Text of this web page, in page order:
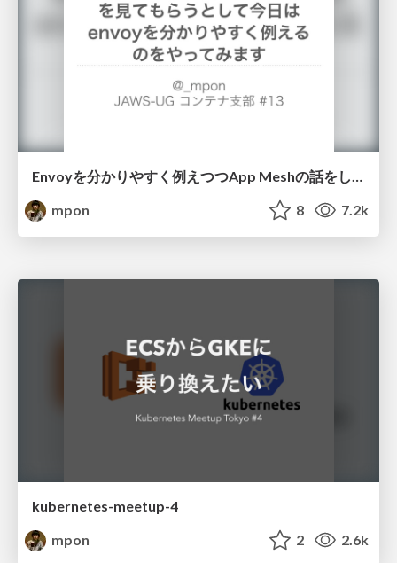
Envoyを分かりやすく例えつつApp Meshの話をします
mpon
8 7.2k
kubernetes-meetup-4
mpon
2 2.6k